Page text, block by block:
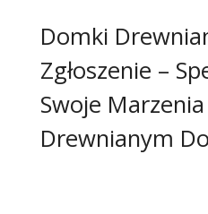
Domki
Zgłoszenie –
Swoje
Drewnianym